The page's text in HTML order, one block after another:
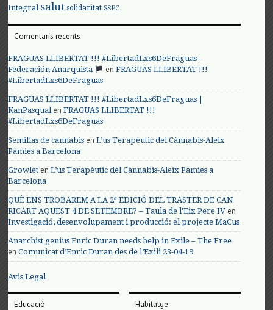
Integral salut solidaritat SSPC
Comentaris recents
FRAGUAS LLIBERTAT !!! #LibertadLxs6DeFraguas –
Federación Anarquista
enFRAGUAS LLIBERTAT !!!
#LibertadLxs6DeFraguas
FRAGUAS LLIBERTAT !!! #LibertadLxs6DeFraguas |
KanPasqualenFRAGUAS LLIBERTAT !!!
#LibertadLxs6DeFraguas
Semillas de cannabis enL’us Terapèutic del Cànnabis-Aleix
Pàmies a Barcelona
Growlet enL’us Terapèutic del Cànnabis-Aleix Pàmies a
Barcelona
QUÈ ENS TROBAREM A LA 2ª EDICIÓ DEL TRASTER DE CAN
RICART AQUEST 4 DE SETEMBRE? – Taula de l'Eix Pere IV en
Investigació, desenvolupament i producció: el projecte MaCus
Anarchist genius Enric Duran needs help in Exile – The Free
enComunicat d’Enric Duran des de l’Exili 23-04-19
Avis Legal
Educació Habitatge